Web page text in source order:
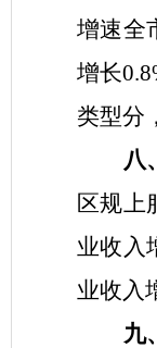
增速全
增长0.8
类型分
八
区规上
业收入
业收入
九